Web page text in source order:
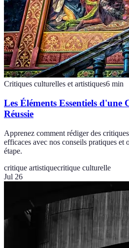
Critiques culturelles et artistiques6 min
Les Éléments Essentiels
Réussie
Apprenez comment rédiger des
efficaces avec nos conseils pratiques et
étape.
critique artistiquecritique culturelle
Jul 26